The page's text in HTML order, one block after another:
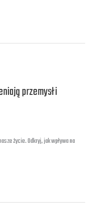
przemysł i
życie. Odkryj, jak wpływa na